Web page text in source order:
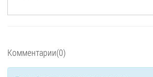
Комментарии(0)